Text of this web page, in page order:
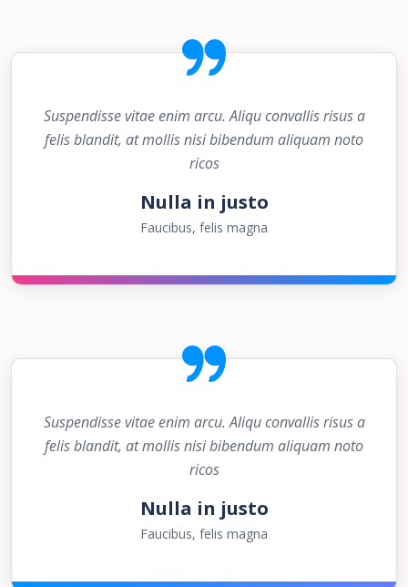
Suspendisse vitae enim arcu. Aliqu convallis risus a
felis blandit, at mollis nisi bibendum aliquam noto
ricos
Nulla in justo
Faucibus, felis magna
Suspendisse vitae enim arcu. Aliqu convallis risus a
felis blandit, at mollis nisi bibendum aliquam noto
ricos
Nulla in justo
Faucibus, felis magna